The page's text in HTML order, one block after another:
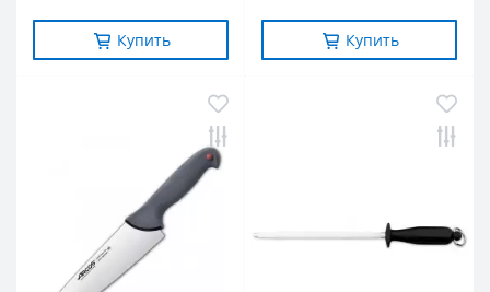
Купить Купить